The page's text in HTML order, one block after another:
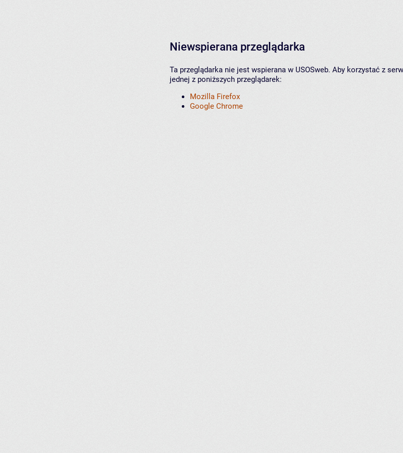
Niewspierana przeglądarka
Ta przeglądarka nie jest wspierana w USOSweb. Aby korzystać z
jednej z poniższych przeglądarek:
Mozilla Firefox
Google Chrome